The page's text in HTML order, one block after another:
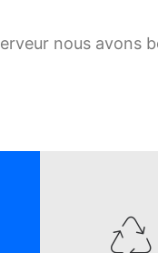
nous avons